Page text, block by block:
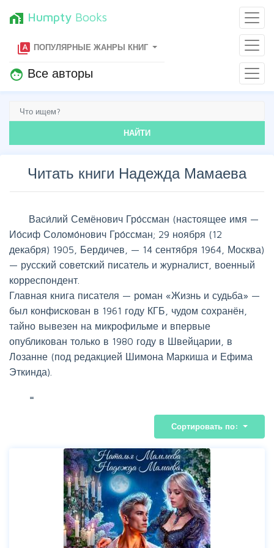
home_work Humpty Books
type_specimen ПОПУЛЯРНЫЕ ЖАНРЫ КНИГ
face Все авторы
НАЙТИ
Читать книги Надежда Мамаева
Васи́лий Семёнович Гро́ссман (настоящее имя —
Ио́сиф Соломо́нович Гро́ссман; 29 ноября (12
декабря) 1905, Бердичев, — 14 сентября 1964, Москва)
— русский советский писатель и журналист, военный
корреспондент.
Главная книга писателя — роман «Жизнь и судьба» —
был конфискован в 1961 году КГБ, чудом сохранён,
тайно вывезен на микрофильме и впервые
опубликован только в 1980 году в Швейцарии, в
Лозанне (под редакцией Шимона Маркиша и Ефима
Эткинда).
=
Сортировать по: